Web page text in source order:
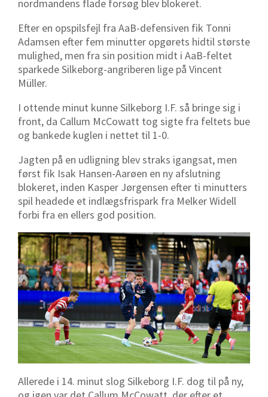
nordmandens flade forsøg blev blokeret.
Efter en opspilsfejl fra AaB-defensiven fik Tonni
Adamsen efter fem minutter opgørets hidtil største
mulighed, men fra sin position midt i AaB-feltet
sparkede Silkeborg-angriberen lige på Vincent
Müller.
I ottende minut kunne Silkeborg I.F. så bringe sig i
front, da Callum McCowatt tog sigte fra feltets bue
og bankede kuglen i nettet til 1-0.
Jagten på en udligning blev straks igangsat, men
først fik Isak Hansen-Aarøen en ny afslutning
blokeret, inden Kasper Jørgensen efter ti minutters
spil headede et indlægsfrispark fra Melker Widell
forbi fra en ellers god position.
Allerede i 14. minut slog Silkeborg I.F. dog til på ny,